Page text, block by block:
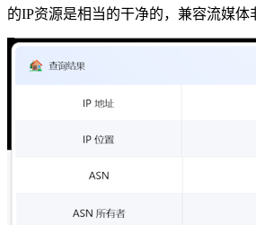
的IP资源是相当的干净的，兼容流媒体